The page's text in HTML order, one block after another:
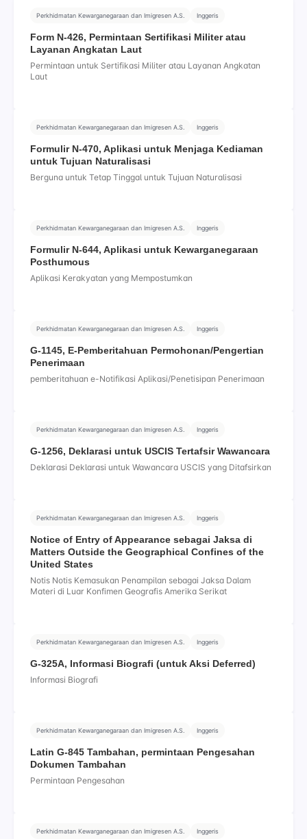
Perkhidmatan Kewarganegaraan dan Imigresen A.S. Inggeris
Form N-426, Permintaan Sertifikasi Militer atau
Layanan Angkatan Laut
Permintaan untuk Sertifikasi Militer atau Layanan Angkatan
Laut
Perkhidmatan Kewarganegaraan dan Imigresen A.S. Inggeris
Formulir N-470, Aplikasi untuk Menjaga Kediaman
untuk Tujuan Naturalisasi
Berguna untuk Tetap Tinggal untuk Tujuan Naturalisasi
Perkhidmatan Kewarganegaraan dan Imigresen A.S. Inggeris
Formulir N-644, Aplikasi untuk Kewarganegaraan
Posthumous
Aplikasi Kerakyatan yang Mempostumkan
Perkhidmatan Kewarganegaraan dan Imigresen A.S. Inggeris
G-1145, E-Pemberitahuan Permohonan/Pengertian
Penerimaan
pemberitahuan e-Notifikasi Aplikasi/Penetisipan Penerimaan
Perkhidmatan Kewarganegaraan dan Imigresen A.S. Inggeris
G-1256, Deklarasi untuk USCIS Tertafsir Wawancara
Deklarasi Deklarasi untuk Wawancara USCIS yang Ditafsirkan
Perkhidmatan Kewarganegaraan dan Imigresen A.S. Inggeris
Notice of Entry of Appearance sebagai Jaksa di
Matters Outside the Geographical Confines of the
United States
Notis Notis Kemasukan Penampilan sebagai Jaksa Dalam
Materi di Luar Konfimen Geografis Amerika Serikat
Perkhidmatan Kewarganegaraan dan Imigresen A.S. Inggeris
G-325A, Informasi Biografi (untuk Aksi Deferred)
Informasi Biografi
Perkhidmatan Kewarganegaraan dan Imigresen A.S. Inggeris
Latin G-845 Tambahan, permintaan Pengesahan
Dokumen Tambahan
Permintaan Pengesahan
Perkhidmatan Kewarganegaraan dan Imigresen A.S. Inggeris